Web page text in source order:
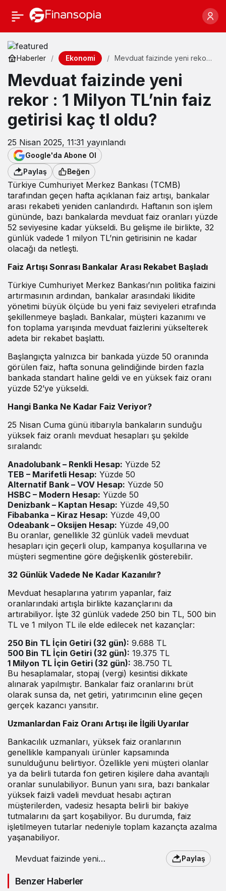
Haberler Ekonomi
Mevduat faizinde yeni rekor :
kaç tl oldu?
Mevduat faizinde yeni
rekor : 1 Milyon TL’nin faiz
getirisi kaç tl oldu?
25 Nisan 2025, 11:31 yayınlandı
Google'da Abone Ol
Paylaş
Beğen
Türkiye Cumhuriyet Merkez Bankası (TCMB)
tarafından geçen hafta açıklanan faiz artışı, bankalar
arası rekabeti yeniden canlandırdı. Haftanın son işlem
gününde, bazı bankalarda mevduat faiz oranları yüzde
52 seviyesine kadar yükseldi. Bu gelişme ile birlikte, 32
günlük vadede 1 milyon TL’nin getirisinin ne kadar
olacağı da netleşti.
Faiz Artışı Sonrası Bankalar Arası Rekabet Başladı
Türkiye Cumhuriyet Merkez Bankası’nın politika faizini
artırmasının ardından, bankalar arasındaki likidite
yönetimi büyük ölçüde bu yeni faiz seviyeleri etrafında
şekillenmeye başladı. Bankalar, müşteri kazanımı ve
fon toplama yarışında mevduat faizlerini yükselterek
adeta bir rekabet başlattı.
Başlangıçta yalnızca bir bankada yüzde 50 oranında
görülen faiz, hafta sonuna gelindiğinde birden fazla
bankada standart haline geldi ve en yüksek faiz oranı
yüzde 52’ye yükseldi.
Hangi Banka Ne Kadar Faiz Veriyor?
25 Nisan Cuma günü itibarıyla bankaların sunduğu
yüksek faiz oranlı mevduat hesapları şu şekilde
sıralandı:
Anadolubank – Renkli Hesap: Yüzde 52
TEB – Marifetli Hesap: Yüzde 50
Alternatif Bank – VOV Hesap: Yüzde 50
HSBC – Modern Hesap: Yüzde 50
Denizbank – Kaptan Hesap: Yüzde 49,50
Fibabanka – Kiraz Hesap: Yüzde 49,00
Odeabank – Oksijen Hesap: Yüzde 49,00
Bu oranlar, genellikle 32 günlük vadeli mevduat
hesapları için geçerli olup, kampanya koşullarına ve
müşteri segmentine göre değişkenlik gösterebilir.
32 Günlük Vadede Ne Kadar Kazanılır?
Mevduat hesaplarına yatırım yapanlar, faiz
oranlarındaki artışla birlikte kazançlarını da
artırabiliyor. İşte 32 günlük vadede 250 bin TL, 500 bin
TL ve 1 milyon TL ile elde edilecek net kazançlar:
250 Bin TL İçin Getiri (32 gün): 9.688 TL
500 Bin TL İçin Getiri (32 gün): 19.375 TL
1 Milyon TL İçin Getiri (32 gün): 38.750 TL
Bu hesaplamalar, stopaj (vergi) kesintisi dikkate
alınarak yapılmıştır. Bankalar faiz oranlarını brüt
olarak sunsa da, net getiri, yatırımcının eline geçen
gerçek kazancı yansıtır.
Uzmanlardan Faiz Oranı Artışı ile İlgili Uyarılar
Bankacılık uzmanları, yüksek faiz oranlarının
genellikle kampanyalı ürünler kapsamında
sunulduğunu belirtiyor. Özellikle yeni müşteri olanlar
ya da belirli tutarda fon getiren kişilere daha avantajlı
oranlar sunulabiliyor. Bunun yanı sıra, bazı bankalar
yüksek faizli vadeli mevduat hesabı açtıran
müşterilerden, vadesiz hesapta belirli bir bakiye
tutmalarını da şart koşabiliyor. Bu durumda, faiz
işletilmeyen tutarlar nedeniyle toplam kazançta azalma
yaşanabiliyor.
Mevduat faizinde yeni
faiz getirisi kaç tl oldu?
Paylaş
Benzer Haberler